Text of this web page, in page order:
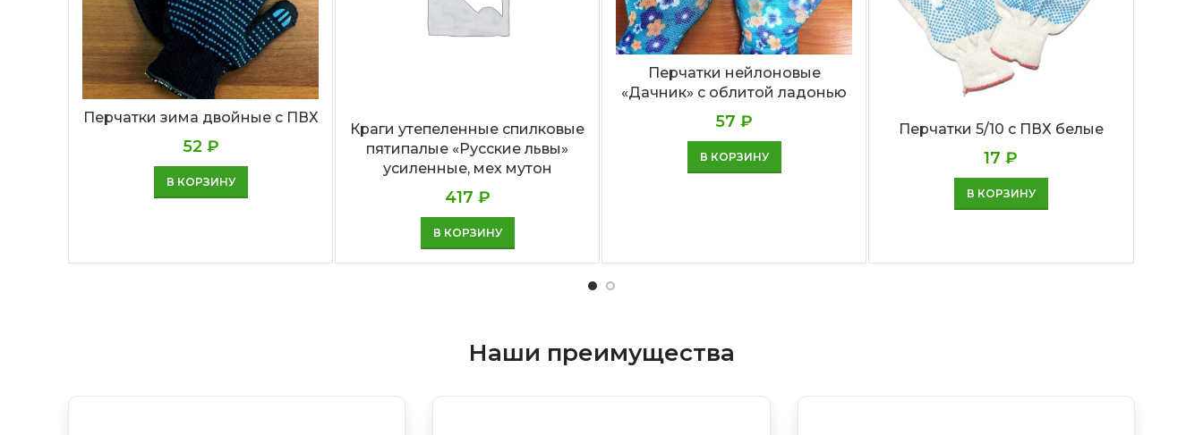
Перчатки зима двойные с ПВХ
52 ₽
В КОРЗИНУ
Краги утепеленные спилковые
пятипалые «Русские львы»
усиленные, мех мутон
417 ₽
В КОРЗИНУ
Перчатки нейлоновые
«Дачник» с облитой ладонью
57₽
В КОРЗИНУ
Перчатки 5/10 с ПВХ белые
17₽
В КОРЗИНУ
Наши преимущества